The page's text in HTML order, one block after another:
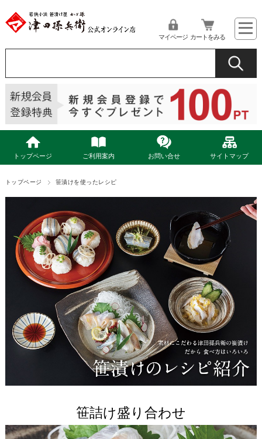
マイページ カートをみる
トップページ ご利用案内 お問い合せ サイトマップ
トップページ 笹漬けを使ったレシピ
笹詰け盛り合わせ